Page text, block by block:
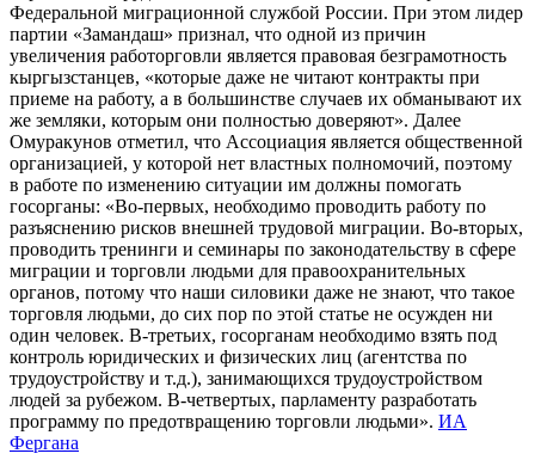
Федеральной миграционной службой России. При этом лидер
партии «Замандаш» признал, что одной из причин
увеличения работорговли является правовая безграмотность
кыргызстанцев, «которые даже не читают контракты при
приеме на работу, а в большинстве случаев их обманывают их
же земляки, которым они полностью доверяют». Далее
Омуракунов отметил, что Ассоциация является общественной
организацией, у которой нет властных полномочий, поэтому
в работе по изменению ситуации им должны помогать
госорганы: «Во-первых, необходимо проводить работу по
разъяснению рисков внешней трудовой миграции. Во-вторых,
проводить тренинги и семинары по законодательству в сфере
миграции и торговли людьми для правоохранительных
органов, потому что наши силовики даже не знают, что такое
торговля людьми, до сих пор по этой статье не осужден ни
один человек. В-третьих, госорганам необходимо взять под
контроль юридических и физических лиц (агентства по
трудоустройству и т.д.), занимающихся трудоустройством
людей за рубежом. В-четвертых, парламенту разработать
программу по предотвращению торговли людьми». ИА
Фергана